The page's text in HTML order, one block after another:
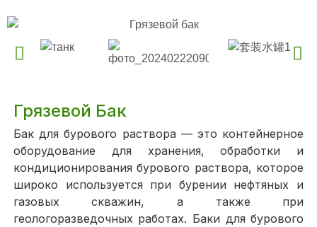
Грязевой Бак
Бак для бурового раствора — это контейнерное
оборудование для хранения, обработки и
кондиционирования бурового раствора, которое
широко используется при бурении нефтяных и
газовых скважин, а также при
геологоразведочных работах. Баки для бурового